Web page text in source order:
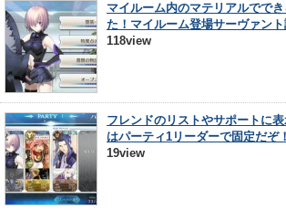
マイルーム内のマテリアルでで
た！マイルーム登場サーヴァント
118view
フレンドのリストやサポートに
はパーティ1リーダーで固定だぞ！
19view